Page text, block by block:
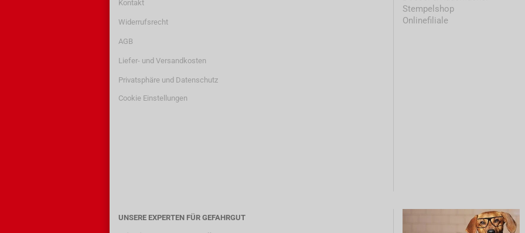
Kontakt
Widerrufsrecht
AGB
Liefer- und Versandkosten
Privatsphäre und Datenschutz
Cookie Einstellungen
Stempelshop
Onlinefiliale
UNSERE EXPERTEN FÜR GEFAHRGUT